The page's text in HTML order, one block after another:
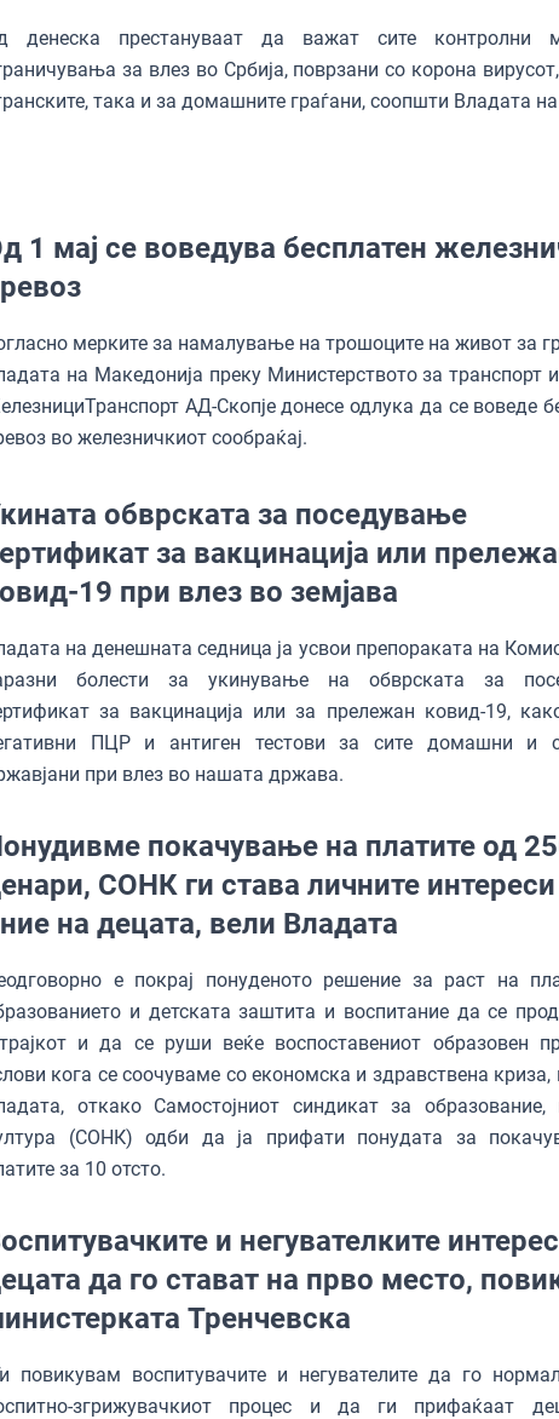
денеска престануваат да важат сите контролни
за влез во Србија, поврзани со корона
така и за домашните граѓани, соопшти Владата на
1 мај се воведува бесплатен
мерките за намалување на трошоците на живот за
на Македонија преку Министерството за транспорт
АД-Скопје донесе одлука да се воведе
во железничкиот сообраќај.
обврската за поседување
за вакцинација или
19 при влез во земјава
на денешната седница ја усвои препораката на
болести за укинување на обврската за
за вакцинација или за прележан ковид-19,
ПЦР и антиген тестови за сите домашни и
при влез во нашата држава.
покачување на платите од
СОНК ги става личните
на децата, вели Владата
е покрај понуденото решение за раст на
и детската заштита и воспитание да се
и да се руши веќе воспоставениот образовен
кога се соочуваме со економска и здравствена криза,
откако Самостојниот синдикат за образование,
(СОНК) одби да ја прифати понудата за
за 10 отсто.
и негувателките
да го стават на прво место,
Тренчевска
повикувам воспитувачите и негувателите да го
згрижувачкиот процес и да ги прифаќаат